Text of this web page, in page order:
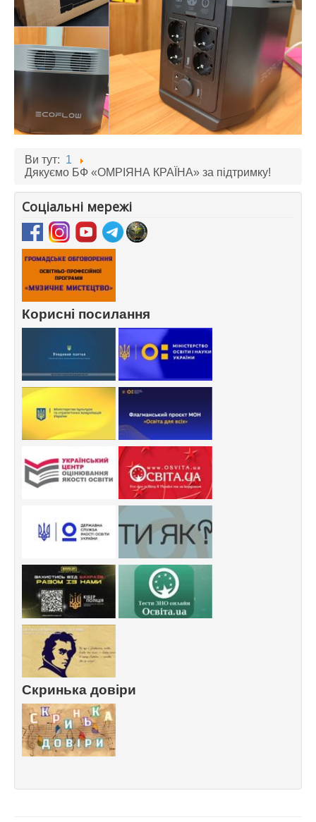
Ви тут: 1
Дякуємо БФ «ОМРІЯНА КРАЇНА» за підтримку!
Соціальні мережі
Корисні посилання
Скринька довіри